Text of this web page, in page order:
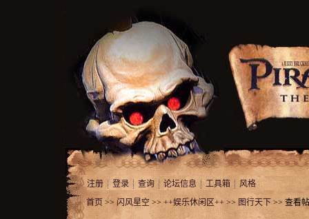
注册 登录 查询 论坛信息 工具箱
风格
首页 >> 闪风星空 >> ++娱乐休闲区++ >> 图行天下 >> 查看